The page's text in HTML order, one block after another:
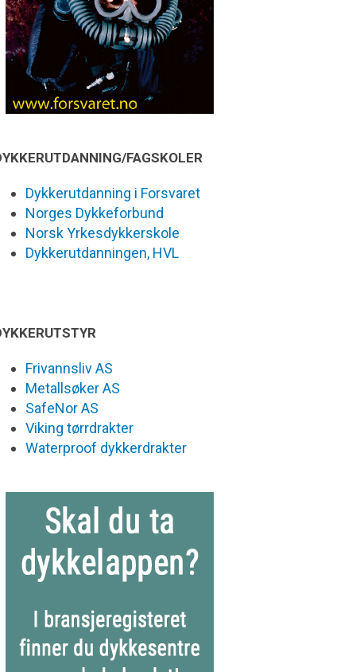
FAGSKOLER
Dykkerutdanning i Forsvaret
Norges Dykkeforbund
Norsk Yrkesdykkerskole
Dykkerutdanningen, HVL
Frivannsliv AS
Metallsøker AS
SafeNor AS
Viking tørrdrakter
Waterproof dykkerdrakter